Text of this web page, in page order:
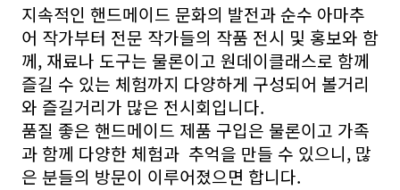
지속적인 핸드메이드 문화의 발전과 순수 아마추
어 작가부터 전문 작가들의 작품 전시 및 홍보와 함
께, 재료나 도구는 물론이고 원데이클래스로 함께
즐길 수 있는 체험까지 다양하게 구성되어 볼거리
와 즐길거리가 많은 전시회입니다.
품질 좋은 핸드메이드 제품 구입은 물론이고 가족
과 함께 다양한 체험과 추억을 만들 수 있으니, 많
은 분들의 방문이 이루어졌으면 합니다.